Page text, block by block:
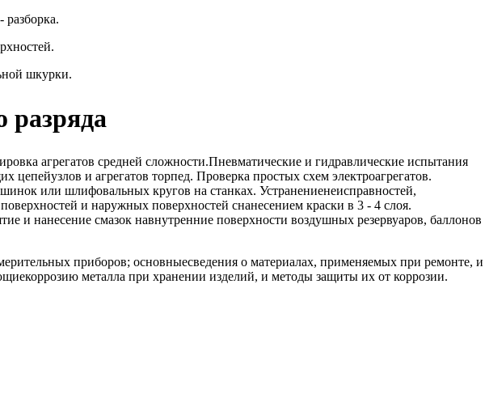
шкурки.
разряда
агрегатов средней сложности.Пневматические и гидравлические испытания
и агрегатов торпед. Проверка простых схем электроагрегатов.
или шлифовальных кругов на станках. Устранениенеисправностей,
и наружных поверхностей снанесением краски в 3 - 4 слоя.
и нанесение смазок навнутренние поверхности воздушных резервуаров, баллонов
приборов; основныесведения о материалах, применяемых при ремонте, и
металла при хранении изделий, и методы защиты их от коррозии.